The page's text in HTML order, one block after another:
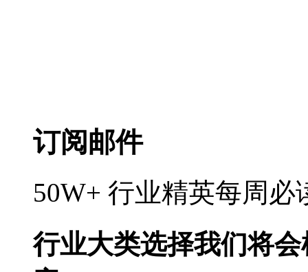
订阅邮件
50W+ 行业精英每周
行业大类选择我们将